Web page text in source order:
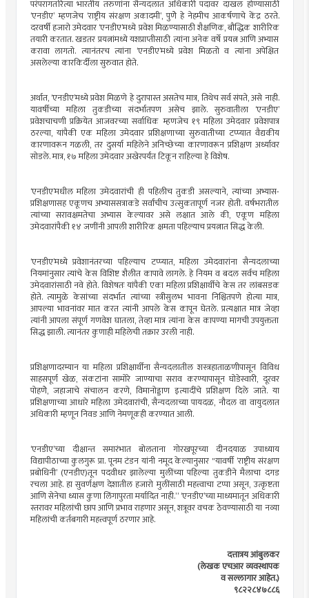
परंपरागतरित्या भारतीय तरुणांना सैन्यदलात अधिकारी पदावर दाखल होण्यासाठी
‘एनडीए’ म्हणजेच ‘राष्ट्रीय संरक्षण अकादमी’, पुणेे हे नेहमीच आकर्षणाचे केंद्र ठरते.
दरवर्षी हजारो उमेदवार ‘एनडीए’मध्ये प्रवेश मिळण्यासाठी शैक्षणिक, बौद्धिक शारीरिक
तयारी करतात. खडतर प्रयत्नांमध्ये यशप्राप्तीसाठी त्यांना अनेक वर्षे प्रयत्न आणि अभ्यास
करावा लागतो. त्यानंतरच त्यांना ‘एनडीए’मध्ये प्रवेश मिळतो व त्यांना अपेक्षित
असलेल्या कारकिर्दीला सुरुवात होते.
अर्थात, ‘एनडीए’मध्ये प्रवेश मिळणे हे दुरापास्त असतेच मात्र, तिथेच सर्व संपते, असे नाही.
यावर्षीच्या महिला तुकडीच्या संदर्भातपण असेच झाले. सुरुवातीला ‘एनडीए’
प्रवेशचाचणी प्रक्रियेत आजवरच्या सर्वाधिक म्हणजेच १९ महिला उमेदवार प्रवेशपात्र
ठरल्या, यांपैकी एक महिला उमेदवार प्रशिक्षणाच्या सुरुवातीच्या टप्प्यात वैद्यकीय
कारणावरून गळली, तर दुसर्या महिलेने अनिच्छेच्या कारणावरून प्रशिक्षण अर्ध्यावर
सोडले. मात्र, १७ महिला उमेदवार अखेरपर्यंत टिकून राहिल्या हे विशेष.
‘एनडीए’मधील महिला उमेदवारांची ही पहिलीच तुकडी असल्याने, त्यांच्या अभ्यास-
प्रशिक्षणासह एकूणच अभ्याससत्राकडे सर्वांचीच उत्सुकतापूर्ण नजर होती. वर्षभरातील
त्यांच्या सरावक्षमतेचा अभ्यास केल्यावर असे लक्षात आले की, एकूण महिला
उमेदवारांपैकी १४ जणींनी आपली शारीरिक क्षमता पहिल्याच प्रयत्नात सिद्ध केली.
‘एनडीए’मध्ये प्रवेशानंतरच्या पहिल्याच टप्प्यात, महिला उमेदवारांना सैन्यदलाच्या
नियमांनुसार त्यांचे केस विशिष्ट शैलीत कापावे लागले. हे नियम व बदल सर्वच महिला
उमेदवारांसाठी नवे होते. विशेषतः यांपैकी एका महिला प्रशिक्षार्थीचे केस तर लांबसडक
होते. त्यामुळे केसांच्या संदर्भात त्यांच्या स्त्रीसुलभ भावना निश्चितपणे होत्या मात्र,
आपल्या भावनांवर मात करत त्यांनी आपले केस कापून घेतले. प्रत्यक्षात मात्र जेव्हा
त्यांनी आपला संपूर्ण गणवेश घातला, तेव्हा मात्र त्यांना केस कापण्या मागची उपयुक्तता
सिद्ध झाली. त्यानंतर कुणाही महिलेची तक्रार उरली नाही.
प्रशिक्षणादरम्यान या महिला प्रशिक्षार्थींना सैन्यदलातील शस्त्रहाताळणीपासून विविध
साहसपूर्ण खेळ, संकटांना सामोरे जाण्याचा सराव करण्यापासून घोडेस्वारी, दूरवर
पोहणेे, जहाजाचे संचालन करणे, विमानोड्डाण इत्यादींचे प्रशिक्षण दिले जाते. या
प्रशिक्षणाच्या आधारे महिला उमेदवारांची, सैन्यदलाच्या पायदळ, नौदल वा वायुदलात
अधिकारी म्हणून निवड आणि नेमणूकही करण्यात आली.
‘एनडीए’च्या दीक्षान्त समारंभात बोलताना गोरखपूरच्या दीनदयाळ उपाध्याय
विद्यापीठाच्या कुलगुरू प्रा. पूनम टंडन यांनी नमूद केल्यानुसार "यावर्षी ‘राष्ट्रीय संरक्षण
प्रबोधिनी’ (एनडीए)तून पदवीधर झालेल्या मुलींच्या पहिल्या तुकडीने मैलाचा दगड
रचला आहे. हा सुवर्णक्षण देशातील हजारो मुलींसाठी महत्त्वाचा टप्पा असून, उत्कृष्टता
आणि सेनेचा ध्यास कुणा लिंगापुरता मर्यादित नाही.” ‘एनडीए’च्या माध्यमातून अधिकारी
स्तरावर महिलांची छाप आणि प्रभाव राहणार असून, शत्रूवर वचक ठेवण्यासाठी या नव्या
महिलांची कर्तबगारी महत्त्वपूर्ण ठरणार आहे.
दत्तात्रय आंबुलकर
(लेखक एचआर व्यवस्थापक
व सल्लागार आहेत.)
९८२२८४७८८६